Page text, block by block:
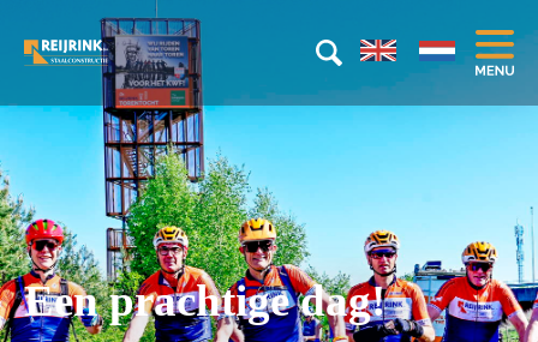
Een prachtige dag!